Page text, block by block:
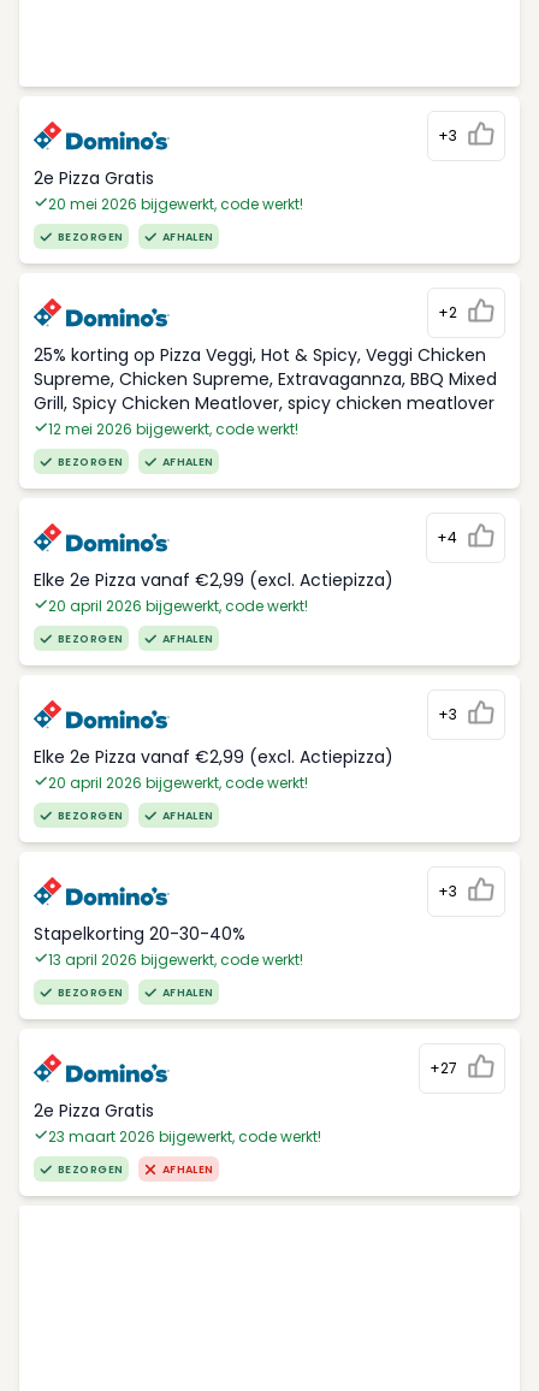
+3
2e Pizza Gratis
20 mei 2026 bijgewerkt, code werkt!
BEZORGEN AFHALEN
+2
25% korting op Pizza Veggi, Hot & Spicy, Veggi Chicken
Supreme, Chicken Supreme, Extravagannza, BBQ Mixed
Grill, Spicy Chicken Meatlover, spicy chicken meatlover
12 mei 2026 bijgewerkt, code werkt!
BEZORGEN AFHALEN
+4
Elke 2e Pizza vanaf €2,99 (excl. Actiepizza)
20 april 2026 bijgewerkt, code werkt!
BEZORGEN AFHALEN
+3
Elke 2e Pizza vanaf €2,99 (excl. Actiepizza)
20 april 2026 bijgewerkt, code werkt!
BEZORGEN AFHALEN
+3
Stapelkorting 20-30-40%
13 april 2026 bijgewerkt, code werkt!
BEZORGEN AFHALEN
+27
2e Pizza Gratis
23 maart 2026 bijgewerkt, code werkt!
BEZORGEN AFHALEN